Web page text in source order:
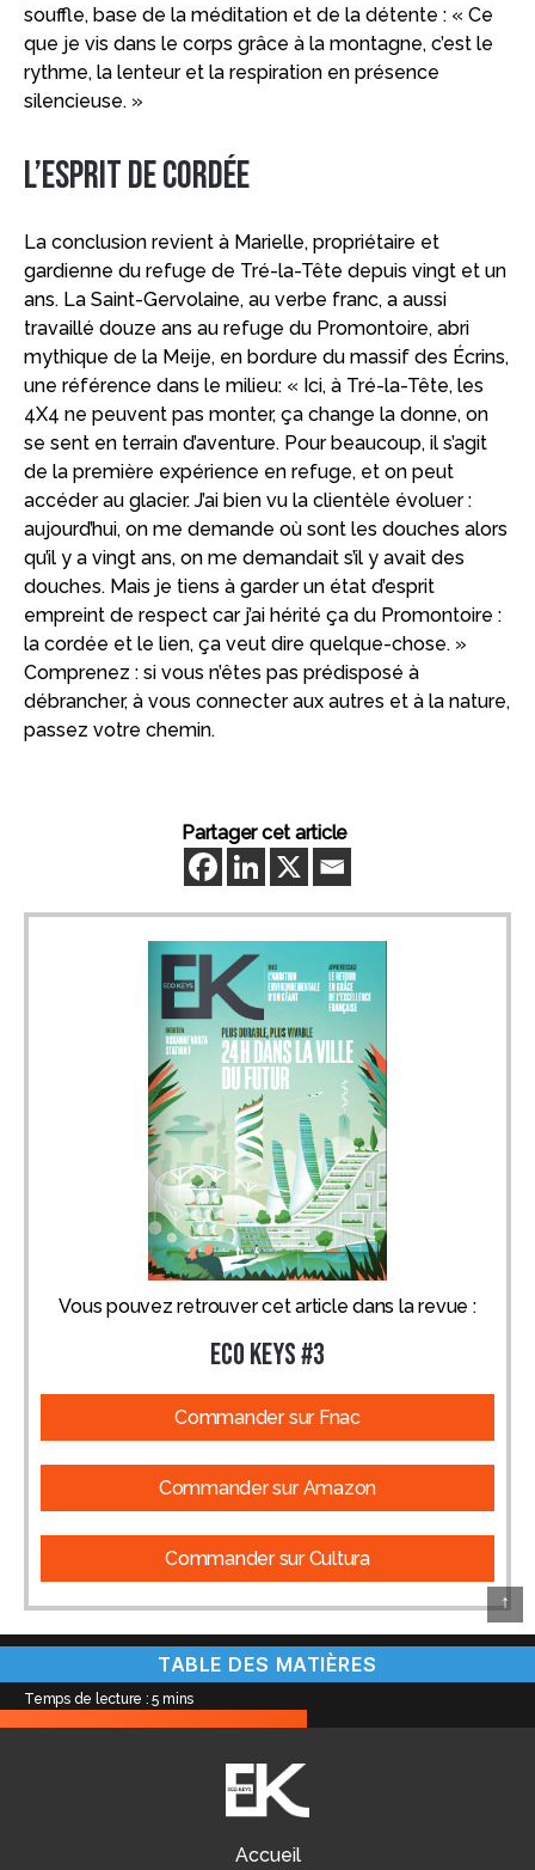
souffle, base de la méditation et de la détente : « Ce
que je vis dans le corps grâce à la montagne, c’est le
rythme, la lenteur et la respiration en présence
silencieuse. »
L’esprit de cordée
La conclusion revient à Marielle, propriétaire et
gardienne du refuge de Tré-la-Tête depuis vingt et un
ans. La Saint-Gervolaine, au verbe franc, a aussi
travaillé douze ans au refuge du Promontoire, abri
mythique de la Meije, en bordure du massif des Écrins,
une référence dans le milieu: « Ici, à Tré-la-Tête, les
4X4 ne peuvent pas monter, ça change la donne, on
se sent en terrain d’aventure. Pour beaucoup, il s’agit
de la première expérience en refuge, et on peut
accéder au glacier. J’ai bien vu la clientèle évoluer :
aujourd’hui, on me demande où sont les douches alors
qu’il y a vingt ans, on me demandait s’il y avait des
douches. Mais je tiens à garder un état d’esprit
empreint de respect car j’ai hérité ça du Promontoire :
la cordée et le lien, ça veut dire quelque-chose. »
Comprenez : si vous n’êtes pas prédisposé à
débrancher, à vous connecter aux autres et à la nature,
passez votre chemin.
Partager cet article
Vous pouvez retrouver cet article dans la revue :
ECO KEYS #3
Commander sur Fnac
Commander sur Amazon
Commander sur Cultura
↑
TABLE DES MATIÈRES
Temps de lecture :5 mins
Accueil